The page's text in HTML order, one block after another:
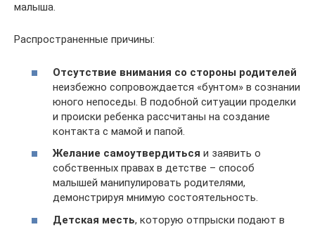
малыша.
Распространенные причины:
Отсутствие внимания со стороны родителей
неизбежно сопровождается «бунтом» в сознании
юного непоседы. В подобной ситуации проделки
и происки ребенка рассчитаны на создание
контакта с мамой и папой.
Желание самоутвердиться и заявить о
собственных правах в детстве – способ
малышей манипулировать родителями,
демонстрируя мнимую состоятельность.
Детская месть, которую отпрыски подают в